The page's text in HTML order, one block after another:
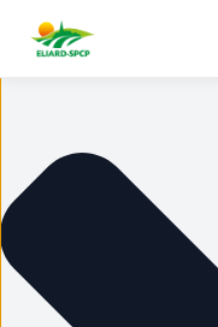
Gérer le consentement